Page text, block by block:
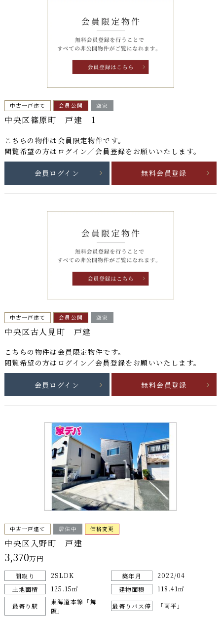
中古一戸建て 会員公開 空家
中央区篠原町 戸建 1
こちらの物件は 会員限定物件です。
閲覧希望の方はログイン／会員登録をお願いいたします。
会員ログイン 無料会員登録
中古一戸建て 会員公開 空家
中央区古人見町 戸建
こちらの物件は 会員限定物件です。
閲覧希望の方はログイン／会員登録をお願いいたします。
会員ログイン 無料会員登録
中古一戸建て 居住中 価格変更
中央区入野町 戸建
3,370万円
間取り 2SLDK 築年月
2022/04
土地面積
125.15㎡ 建物面積 118.41㎡
最寄り駅
東海道本線「舞
阪」
最寄りバス停 「南平」